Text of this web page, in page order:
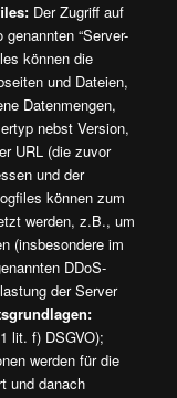
Der Zugriff auf
“Server-
können die
und Dateien,
Datenmengen,
nebst Version,
URL (die zuvor
und der
können zum
werden, z.B., um
(insbesondere im
DDoS-
der Server
lit. f) DSGVO);
werden für die
und danach